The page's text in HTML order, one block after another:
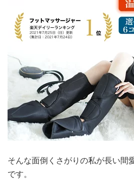
そんな面倒くさがりの私が長い間
です。